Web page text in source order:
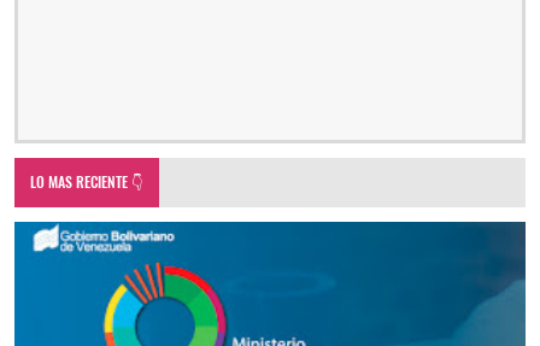
LO MAS RECIENTE 👇